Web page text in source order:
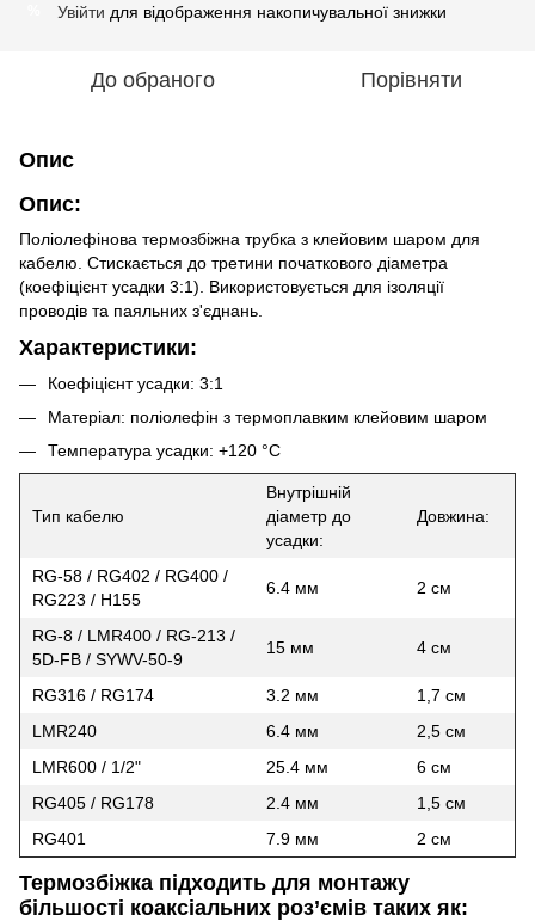
Увійти для відображення накопичувальної знижки
До обраного Порівняти
Опис
Опис:
Поліолефінова термозбіжна трубка з клейовим шаром для
кабелю. Стискається до третини початкового діаметра
(коефіцієнт усадки 3:1). Використовується для ізоляції
проводів та паяльних з'єднань.
Характеристики:
Коефіцієнт усадки: 3:1
Матеріал: поліолефін з термоплавким клейовим шаром
Температура усадки: +120 °C
Тип кабелю
Внутрішній
діаметр до
усадки:
Довжина:
RG-58 / RG402 / RG400 /
RG223 / H155
6.4 мм 2 см
RG-8 / LMR400 / RG-213 /
5D-FB / SYWV-50-9
15 мм 4 см
RG316 / RG174 3.2 мм
1,7 см
LMR240
6.4 мм
2,5 см
LMR600 / 1/2"
25.4 мм
6 см
RG405 / RG178
2.4 мм
1,5 см
RG401
7.9 мм 2 см
Термозбіжка підходить для монтажу
більшості коаксіальних роз’ємів таких як: